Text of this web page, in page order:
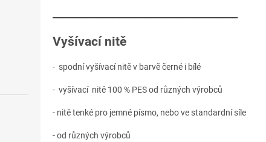
Vyšívací nitě
- spodní vyšívací nitě v barvě černé i bílé
- vyšívací nitě 100 % PES od různých výrobců
- nitě tenké pro jemné písmo, nebo ve standardní síle
- od různých výrobců